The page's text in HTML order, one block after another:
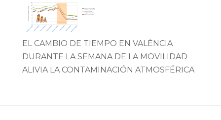
EL CAMBIO DE TIEMPO EN VALÈNCIA
DURANTE LA SEMANA DE LA MOVILIDAD
ALIVIA LA CONTAMINACIÓN ATMOSFÉRICA